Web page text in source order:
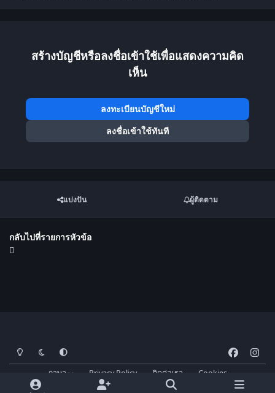
สร้างบัญชีหรือลงชื่อเข้าใช้เพื่อแสดงความคิด
เห็น
ลงทะเบียนบัญชีใหม่
ลงชื่อเข้าใช้ทันที
แบ่งปัน ผู้ติดตาม
กลับไปที่รายการหัวข้อ
โหมดสว่างโหมดมืด การตั้งค่าระบบ
a
n
s
ภาษา Privacy Policy ติดต่อเรา
Cookies
FM-Thai.comPowered by Invision Community